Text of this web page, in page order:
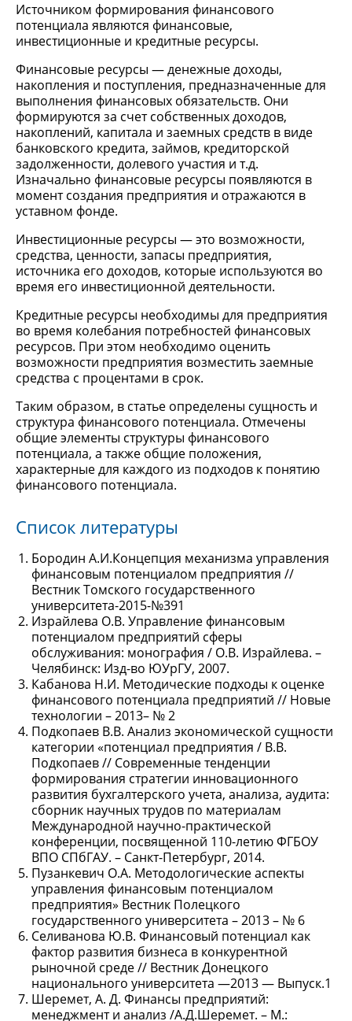
Источником формирования финансового
потенциала являются финансовые,
инвестиционные и кредитные ресурсы.
Финансовые ресурсы — денежные доходы,
накопления и поступления, предназначенные для
выполнения финансовых обязательств. Они
формируются за счет собственных доходов,
накоплений, капитала и заемных средств в виде
банковского кредита, займов, кредиторской
задолженности, долевого участия и т.д.
Изначально финансовые ресурсы появляются в
момент создания предприятия и отражаются в
уставном фонде.
Инвестиционные ресурсы — это возможности,
средства, ценности, запасы предприятия,
источника его доходов, которые используются во
время его инвестиционной деятельности.
Кредитные ресурсы необходимы для предприятия
во время колебания потребностей финансовых
ресурсов. При этом необходимо оценить
возможности предприятия возместить заемные
средства с процентами в срок.
Таким образом, в статье определены сущность и
структура финансового потенциала. Отмечены
общие элементы структуры финансового
потенциала, а также общие положения,
характерные для каждого из подходов к понятию
финансового потенциала.
Список литературы
Бородин А.И.Концепция механизма управления
финансовым потенциалом предприятия //
Вестник Томского государственного
университета-2015-№391
Израйлева О.В. Управление финансовым
потенциалом предприятий сферы
обслуживания: монография / О.В. Израйлева. –
Челябинск: Изд-во ЮУрГУ, 2007.
Кабанова Н.И. Методические подходы к оценке
финансового потенциала предприятий // Новые
технологии – 2013– № 2
Подкопаев В.В. Анализ экономической сущности
категории «потенциал предприятия / В.В.
Подкопаев // Современные тенденции
формирования стратегии инновационного
развития бухгалтерского учета, анализа, аудита:
сборник научных трудов по материалам
Международной научно-практической
конференции, посвященной 110-летию ФГБОУ
ВПО СПбГАУ. – Санкт-Петербург, 2014.
Пузанкевич О.А. Методологические аспекты
управления финансовым потенциалом
предприятия» Вестник Полецкого
государственного университета – 2013 – № 6
Селиванова Ю.В. Финансовый потенциал как
фактор развития бизнеса в конкурентной
рыночной среде // Вестник Донецкого
национального университета —2013 — Выпуск.1
Шеремет, А. Д. Финансы предприятий:
менеджмент и анализ /А.Д.Шеремет. – М.: